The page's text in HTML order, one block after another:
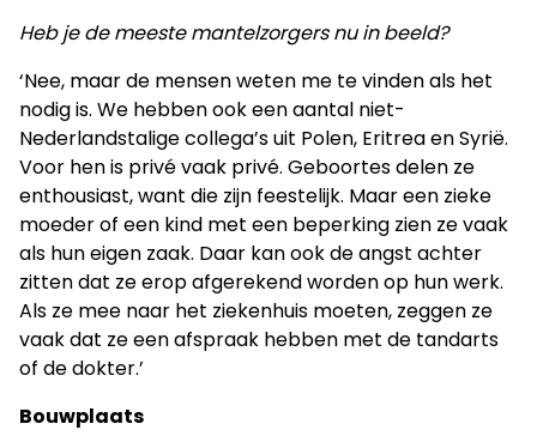
Heb je de meeste mantelzorgers nu in beeld?
‘Nee, maar de mensen weten me te vinden als het
nodig is. We hebben ook een aantal niet-
Nederlandstalige collega’s uit Polen, Eritrea en Syrië.
Voor hen is privé vaak privé. Geboortes delen ze
enthousiast, want die zijn feestelijk. Maar een zieke
moeder of een kind met een beperking zien ze vaak
als hun eigen zaak. Daar kan ook de angst achter
zitten dat ze erop afgerekend worden op hun werk.
Als ze mee naar het ziekenhuis moeten, zeggen ze
vaak dat ze een afspraak hebben met de tandarts
of de dokter.’
Bouwplaats